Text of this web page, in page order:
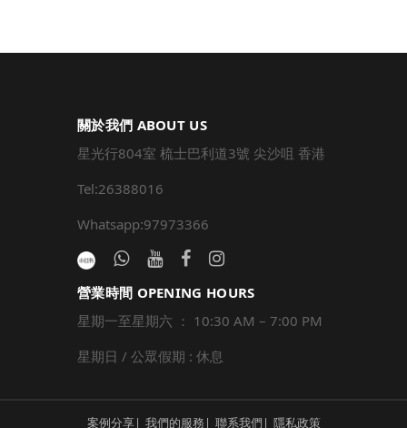
關於我們 ABOUT US
星光行804室 梳士巴利道3號 尖沙咀 香港
Tel:26388016
Whatsapp:97973366
營業時間 OPENING HOURS
星期一至星期六 ： 10:30 AM – 7:00 PM
星期日 / 公眾假期 : 休息
案例分享 我們的服務 聯系我們 隱私政策